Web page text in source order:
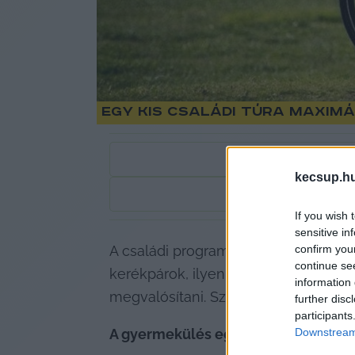
If you wish
sensitive
confirm
continue
information
further
Egy kis családi túra
A családi programok minden
kerékpárok, ilyenkor pedig sokszor
megvalósítani. Szerencsére egy
A gyermekülés egy fontos